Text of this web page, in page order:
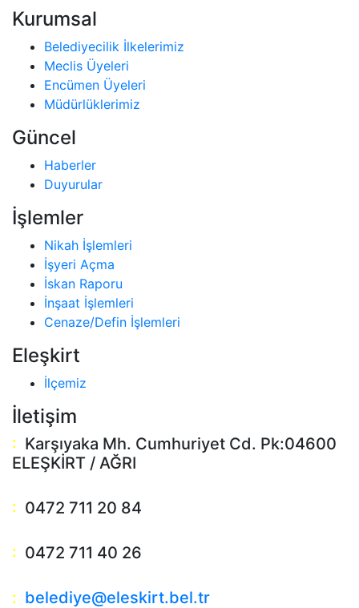
Kurumsal
Belediyecilik İlkelerimiz
Meclis Üyeleri
Encümen Üyeleri
Müdürlüklerimiz
Güncel
Haberler
Duyurular
İşlemler
Nikah İşlemleri
İşyeri Açma
İskan Raporu
İnşaat İşlemleri
Cenaze/Defin İşlemleri
Eleşkirt
İlçemiz
İletişim
: Karşıyaka Mh. Cumhuriyet Cd. Pk:04600
ELEŞKİRT / AĞRI
: 0472 711 20 84
: 0472 711 40 26
: belediye@eleskirt.bel.tr